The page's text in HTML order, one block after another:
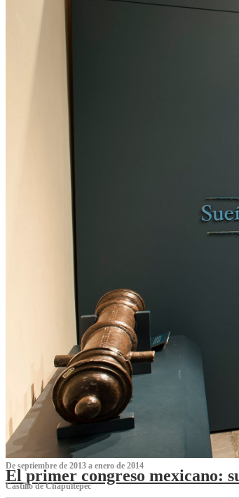
De septiembre de 2013 a enero de 2014
El primer congreso mexicano:
Castillo de Chapultepec